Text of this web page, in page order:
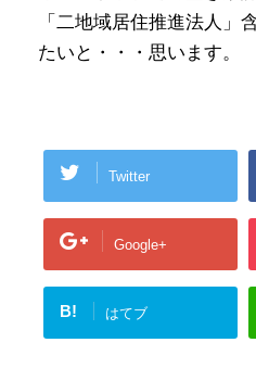
「二地域居住推進法人」
たいと・・・思います。
Twitter
Google+
B! はてブ